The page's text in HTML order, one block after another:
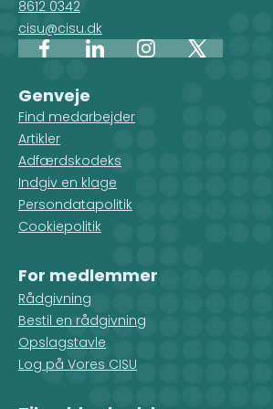
8612 0342
cisu@cisu.dk
FacebookLinkedInInstagram
X
Genveje
Find medarbejder
Artikler
Adfærdskodeks
Indgiv en klage
Persondatapolitik
Cookiepolitik
For medlemmer
Rådgivning
Bestil en rådgivning
Opslagstavle
Log på Vores CISU